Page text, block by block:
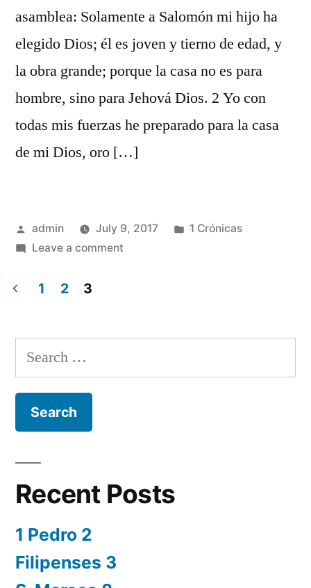
asamblea: Solamente a Salomón mi hijo ha
elegido Dios; él es joven y tierno de edad, y
la obra grande; porque la casa no es para
hombre, sino para Jehová Dios. 2 Yo con
todas mis fuerzas he preparado para la casa
de mi Dios, oro […]
Posted
by
admin July 9, 2017
Posted
1 Crónicas
Leave a commenton
navigation
1 2 3
Search
for:
Recent Posts
1 Pedro 2
Filipenses 3